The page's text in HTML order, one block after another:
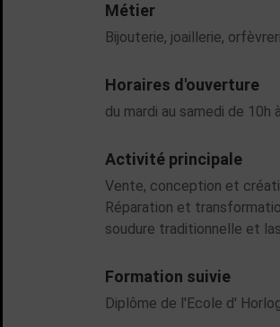
Métier
Bijouterie, joaillerie,
Horaires d'ouverture
du mardi au samedi de 10h
Activité principale
Vente, conception et
Réparation et
soudure traditionnelle et
Formation suivie
Diplôme de l'Ecole d'